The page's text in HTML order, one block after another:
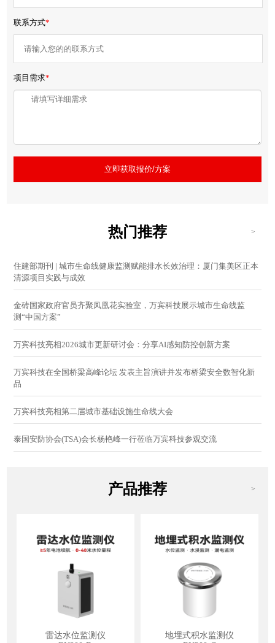
联系方式*
项目需求*
立即获取报价/方案
热门推荐 >
住建部期刊 | 城市生命线健康监测赋能排水长效治理：厦门集美区正本
清源项目实践与成效
金砖国家政府官员齐聚凤凰花实验室，万宾科技展示城市生命线监
测“中国方案”
万宾科技亮相2026城市更新研讨会：分享AI感知防控创新方案
万宾科技在全国桥梁高峰论坛 发表主旨演讲并发布桥梁安全数智化新
品
万宾科技亮相第二届城市基础设施生命线大会
泰国安防协会(TSA)会长杨艳峰一行莅临万宾科技参观交流
产品推荐 >
雷达水位监测仪
地埋式积水监测仪